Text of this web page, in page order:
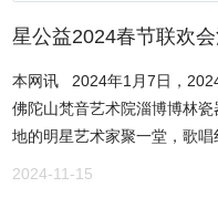
星公益2024春节联欢
本网讯 2024年1月7日，
佛陀山梵音艺术院淄博博林
地的明星艺术家聚一堂，歌唱
2024-11-15